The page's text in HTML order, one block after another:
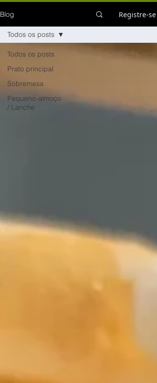
Blog Registre-se
Todos os posts
Prato principal
Sobremesa
Pequeno-almoço
/ Lanche
Todos os posts